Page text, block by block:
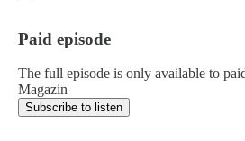
Paid episode
The full episode is only available to
Magazin
Subscribe to listen